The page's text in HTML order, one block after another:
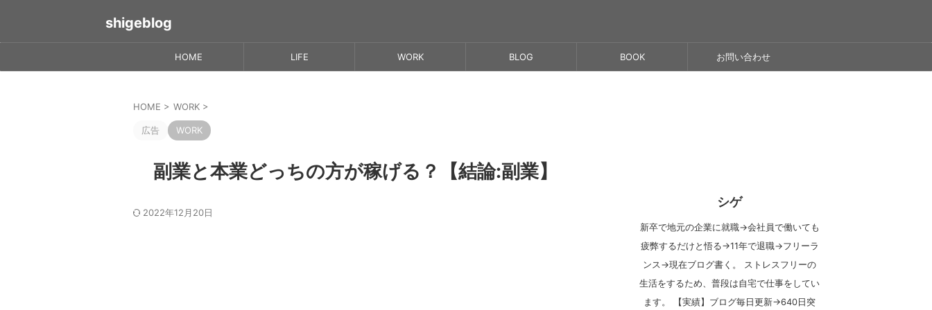
shigeblog
HOME LIFE WORK BLOG BOOK お問い合わせ
HOME > WORK >
広告 WORK
副業と本業どっちの方が稼げる？【結論:副業】
2022年12月20日
シゲ
新卒で地元の企業に就職→会社員で働いても
疲弊するだけと悟る→11年で退職→フリーラ
ンス→現在ブログ書く。 ストレスフリーの
生活をするため、普段は自宅で仕事をしてい
ます。 【実績】ブログ毎日更新→640日突